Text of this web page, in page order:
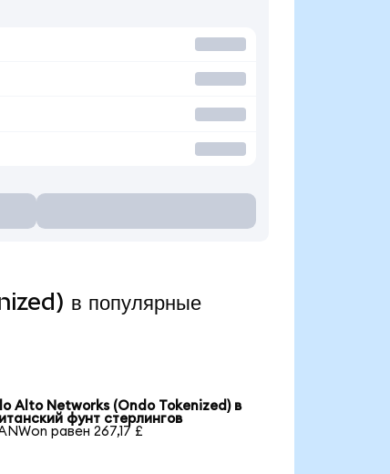
в популярные
Alto Networks (Ondo Tokenized) в
фунт стерлингов
равен 267,17 £